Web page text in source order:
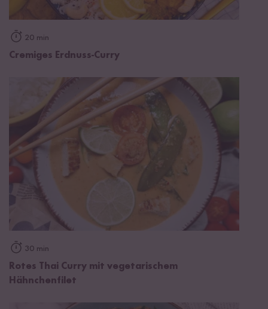
20 min
Cremiges Erdnuss-Curry
30 min
Rotes Thai Curry mit vegetarischem
Hähnchenfilet